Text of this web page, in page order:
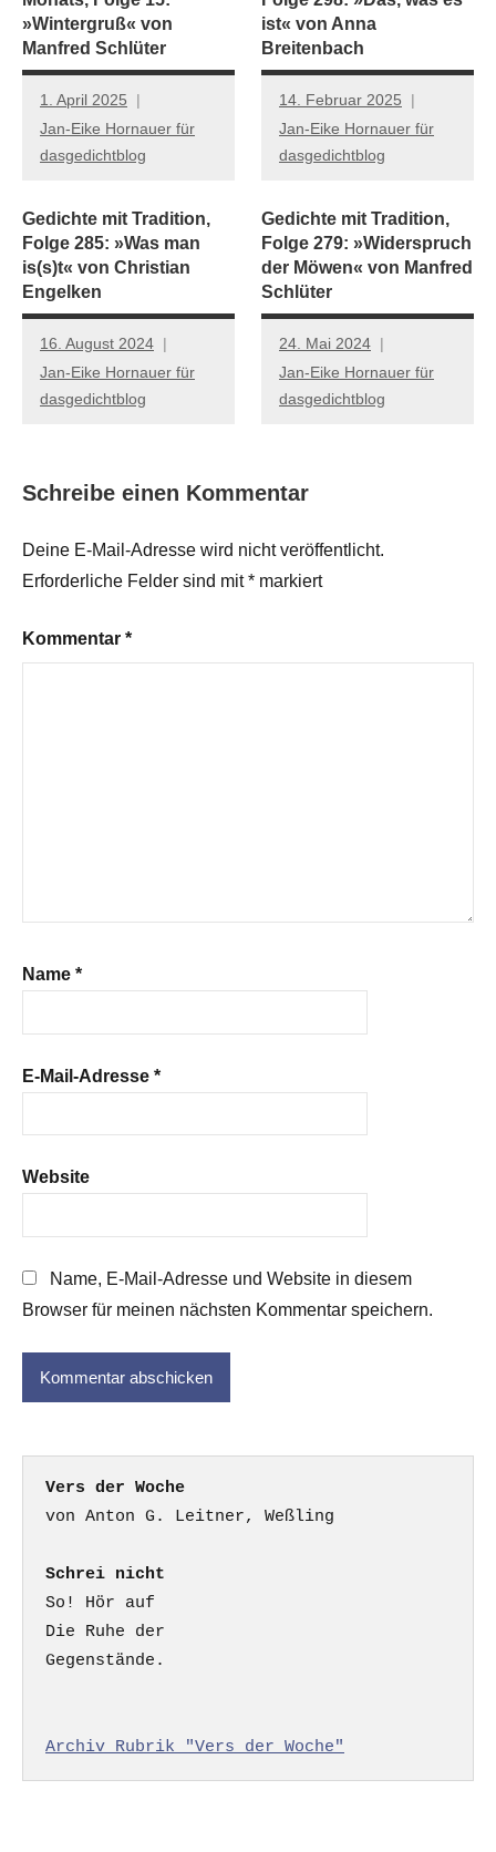
»Wintergruß« von
Manfred Schlüter
1. April 2025
Jan-Eike Hornauer für
dasgedichtblog
ist« von Anna
Breitenbach
14. Februar 2025
Jan-Eike Hornauer für
dasgedichtblog
Gedichte mit Tradition,
Folge 285: »Was man
is(s)t« von Christian
Engelken
16. August 2024
Jan-Eike Hornauer für
dasgedichtblog
Gedichte mit Tradition,
Folge 279: »Widerspruch
der Möwen« von Manfred
Schlüter
24. Mai 2024
Jan-Eike Hornauer für
dasgedichtblog
Schreibe einen Kommentar
Deine E-Mail-Adresse wird nicht veröffentlicht.
Erforderliche Felder sind mit* markiert
Kommentar *
Name *
E-Mail-Adresse *
Website
Name, E-Mail-Adresse und Website in diesem
Browser für meinen nächsten Kommentar speichern.
Vers der Woche
Schrei nicht
So! Hör auf
Die Ruhe der
Gegenstände.
Archiv Rubrik "Vers der Woche"